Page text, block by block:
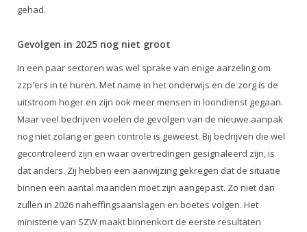
gehad.
Gevolgen in 2025 nog niet groot
In een paar sectoren was wel sprake van enige aarzeling om
zzp'ers in te huren. Met name in het onderwijs en de zorg is de
uitstroom hoger en zijn ook meer mensen in loondienst gegaan.
Maar veel bedrijven voelen de gevolgen van de nieuwe aanpak
nog niet zolang er geen controle is geweest. Bij bedrijven die wel
gecontroleerd zijn en waar overtredingen gesignaleerd zijn, is
dat anders. Zij hebben een aanwijzing gekregen dat de situatie
binnen een aantal maanden moet zijn aangepast. Zo niet dan
zullen in 2026 naheffingsaanslagen en boetes volgen. Het
ministerie van SZW maakt binnenkort de eerste resultaten